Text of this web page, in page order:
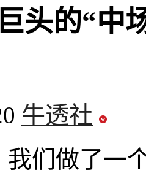
头的“中
牛透社
我们做了一